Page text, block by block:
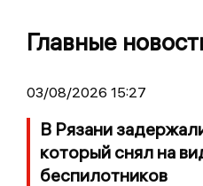
Главные
03/08/2026 15:27
В Рязани
который снял на
беспилотников